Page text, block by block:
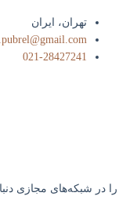
تهران، ایران
021-28427241
در شبکه‌های مجازی